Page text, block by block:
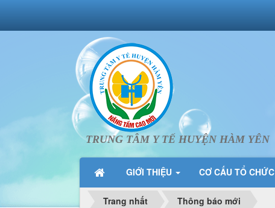
TRUNG TÂM Y TẾ HUYỆN HÀM YÊN
GIỚI THIỆU CƠ CẤU TỔ CHỨC
Trang nhất Thông báo mới